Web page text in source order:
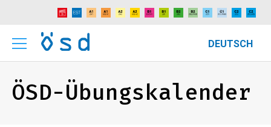
DEUTSCH
ÖSD-Übungskalender